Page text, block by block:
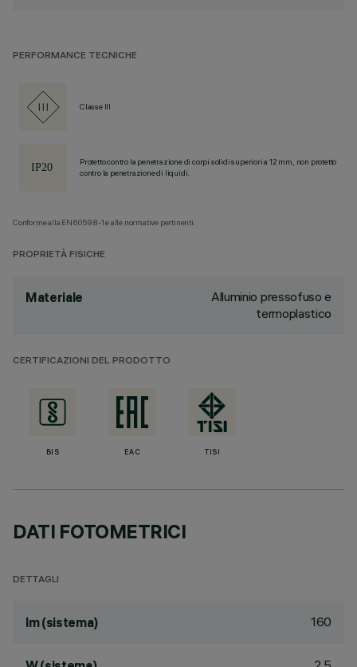
PERFORMANCE TECNICHE
Classe III
Protetto contro la penetrazione di corpi solidi superiori a 12 mm, non protetto
contro la penetrazione di liquidi.
Conforme alla EN60598-1 e alle normative pertinenti.
PROPRIETÀ FISICHE
Materiale
Alluminio pressofuso e
termoplastico
CERTIFICAZIONI DEL PRODOTTO
BIS EAC TISI
DATI FOTOMETRICI
DETTAGLI
lm (sistema) 160